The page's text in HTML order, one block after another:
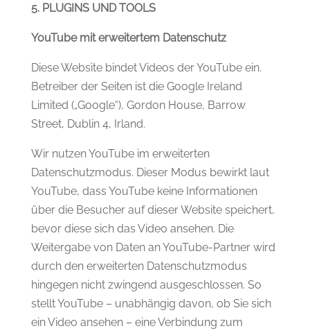
5. PLUGINS UND TOOLS
YouTube mit erweitertem Datenschutz
Diese Website bindet Videos der YouTube ein.
Betreiber der Seiten ist die Google Ireland
Limited („Google“), Gordon House, Barrow
Street, Dublin 4, Irland.
Wir nutzen YouTube im erweiterten
Datenschutzmodus. Dieser Modus bewirkt laut
YouTube, dass YouTube keine Informationen
über die Besucher auf dieser Website speichert,
bevor diese sich das Video ansehen. Die
Weitergabe von Daten an YouTube-Partner wird
durch den erweiterten Datenschutzmodus
hingegen nicht zwingend ausgeschlossen. So
stellt YouTube – unabhängig davon, ob Sie sich
ein Video ansehen – eine Verbindung zum